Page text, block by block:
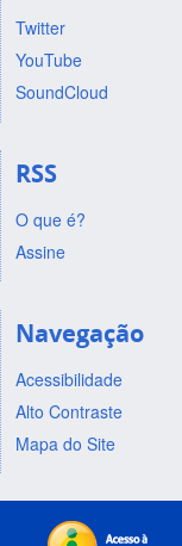
Twitter
YouTube
SoundCloud
RSS
O que é?
Assine
Navegação
Acessibilidade
Alto Contraste
Mapa do Site